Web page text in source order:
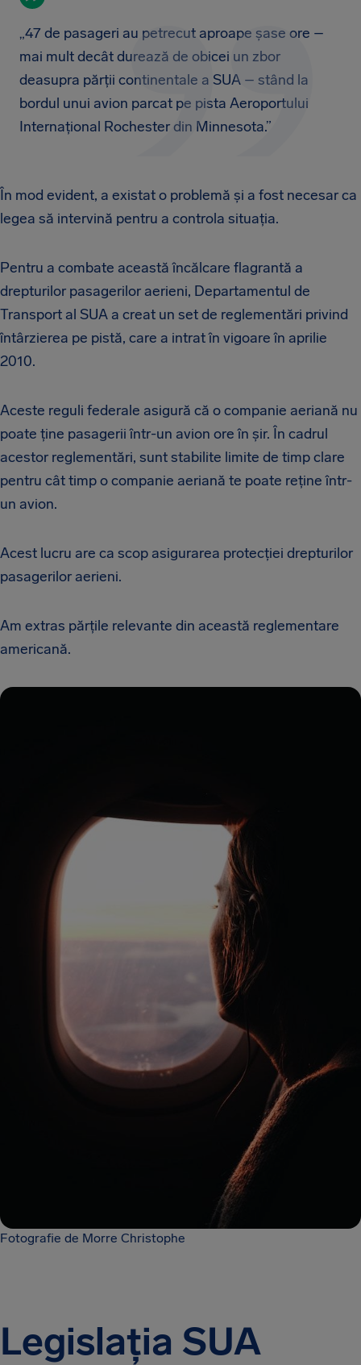
„47 de pasageri au petrecut aproape șase ore –
mai mult decât durează de obicei un zbor
deasupra părții continentale a SUA – stând la
bordul unui avion parcat pe pista Aeroportului
Internațional Rochester din Minnesota.”
În mod evident, a existat o problemă și a fost necesar ca
legea să intervină pentru a controla situația.
Pentru a combate această încălcare flagrantă a
drepturilor pasagerilor aerieni, Departamentul de
Transport al SUA a creat un set de reglementări privind
întârzierea pe pistă, care a intrat în vigoare în aprilie
2010.
Aceste reguli federale asigură că o companie aeriană nu
poate ține pasagerii într-un avion ore în șir. În cadrul
acestor reglementări, sunt stabilite limite de timp clare
pentru cât timp o companie aeriană te poate reține într-
un avion.
Acest lucru are ca scop asigurarea protecției drepturilor
pasagerilor aerieni.
Am extras părțile relevante din această reglementare
americană.
Fotografie de Morre Christophe
Legislația SUA